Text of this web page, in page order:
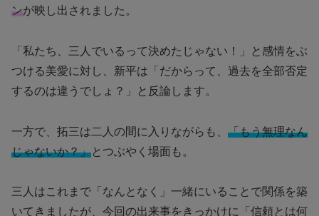
ンが映し出されました。
「私たち、三人でいるって決めたじゃない！」と感情をぶ
つける美愛に対し、新平は「だからって、過去を全部否定
するのは違うでしょ？」と反論します。
一方で、拓三は二人の間に入りながらも、 「もう無理なん
じゃないか？」とつぶやく場面も。
三人はこれまで「なんとなく」一緒にいることで関係を築
いてきましたが、今回の出来事をきっかけに「信頼とは何